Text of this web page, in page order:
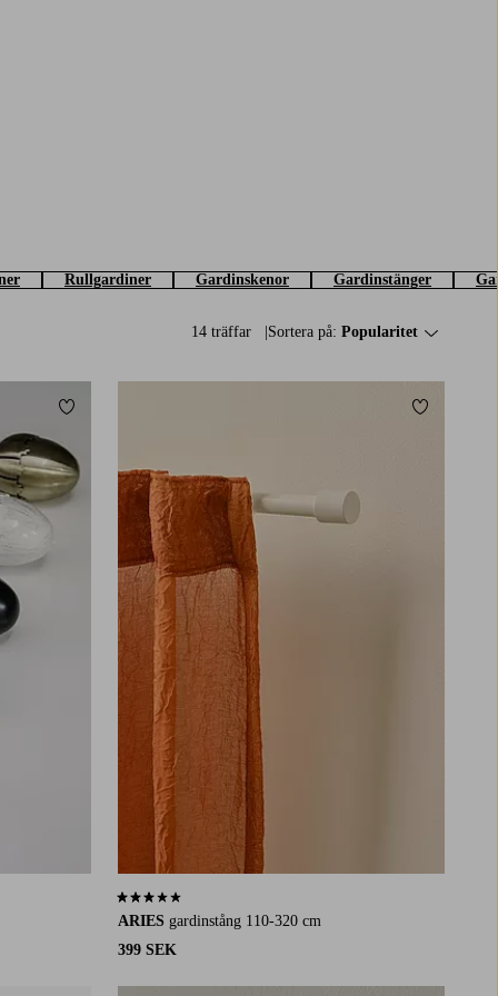
Rullgardiner Gardinskenor Gardinstänger
14 träffar Sortera på: Popularitet
Lägg till i favoriter
ARIES gardinstång 110-320 cm
399 SEK
3,2 baserat på 14 st betyg
Lägg till i